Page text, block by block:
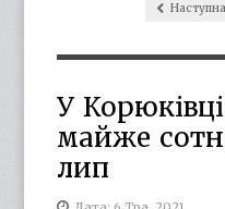
Наступна
У
майже
лип